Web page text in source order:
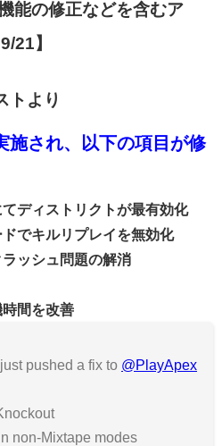
能の修正などを含むア
21】
トより
施され、以下の項目が修
てディストリクトが最有効化
でキルリプレイを無効化
ッシュ問題の解消
間を改善
pushed a fix to @PlayApex
non-Mixtape modes